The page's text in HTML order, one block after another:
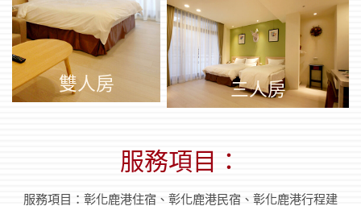
雙人房 三人房
服務項目：
服務項目：彰化鹿港住宿、彰化鹿港民宿、彰化鹿港行程建